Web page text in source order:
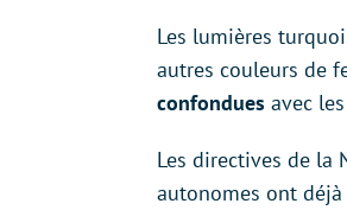
Les lumières
autres couleurs de
confondues avec
Les directives de la
autonomes ont déjà